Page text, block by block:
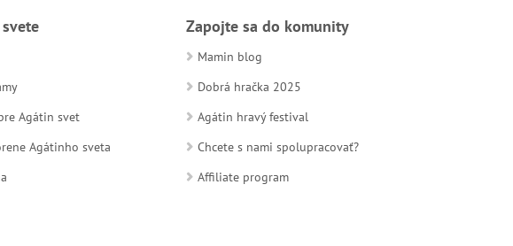
Agátin svet
Agátinho sveta
Zapojte sa do komunity
Mamin blog
Dobrá hračka 2025
Agátin hravý festival
Chcete s nami spolupracovať?
Affiliate program